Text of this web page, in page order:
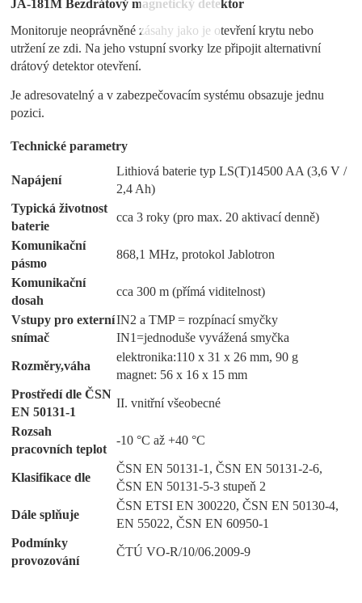
JA-181M Bezdrátový magnetický detektor
Monitoruje neoprávněné zásahy jako je otevření krytu nebo
utržení ze zdi. Na jeho vstupní svorky lze připojit alternativní
drátový detektor otevření.
Je adresovatelný a v zabezpečovacím systému obsazuje jednu
pozici.
Technické parametry
Napájení
Lithiová baterie typ LS(T)14500 AA (3,6 V /
2,4 Ah)
Typická životnost
baterie
cca 3 roky (pro max. 20 aktivací denně)
Komunikační
pásmo
868,1 MHz, protokol Jablotron
Komunikační
dosah
cca 300 m (přímá viditelnost)
Vstupy pro externí
snímač
IN2 a TMP = rozpínací smyčky
IN1=jednoduše vyvážená smyčka
Rozměry,váha
elektronika:110 x 31 x 26 mm, 90 g
magnet: 56 x 16 x 15 mm
Prostředí dle ČSN
EN 50131-1
II. vnitřní všeobecné
Rozsah
pracovních teplot
-10 °C až +40 °C
Klasifikace dle
ČSN EN 50131-1, ČSN EN 50131-2-6,
ČSN EN 50131-5-3 stupeň 2
Dále splňuje
ČSN ETSI EN 300220, ČSN EN 50130-4,
EN 55022, ČSN EN 60950-1
Podmínky
provozování
ČTÚ VO-R/10/06.2009-9